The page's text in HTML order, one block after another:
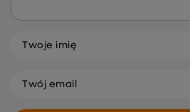
Twoje imię
Twój email